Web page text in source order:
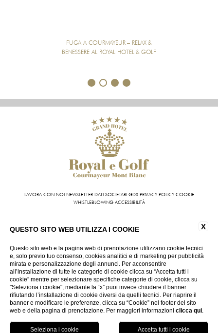
FUGA A COURMAYEUR – RELAX &
BENESSERE AL ROYAL HOTEL & GOLF
2
LAVORA CON NOI NEWSLETTER DATI SOCIETARI GDS PRIVACY POLICY COOKIE
WHISTLEBLOWING ACCESSIBILITÀ
611 | FAX +39 0165 842 093
VIRTUAL TOUR
X
QUESTO SITO WEB UTILIZZA I COOKIE
Questo sito web e la pagina web di prenotazione utilizzano cookie tecnici
e, solo previo tuo consenso, cookies analitici e di marketing per pubblicità
mirata e personalizzazione degli annunci. Per acconsentire
all’installazione di tutte le categorie di cookie clicca su “Accetta tutti i
cookie” mentre per selezionare specifiche categorie di cookie, clicca su
"Seleziona i cookie"; mediante la “x” puoi invece chiudere il banner
rifiutando l’installazione di cookie diversi da quelli tecnici. Per riaprire il
banner e modificare le preferenze, clicca su “Cookie” nel footer del sito
web e della pagina di prenotazione. Per maggiori informazioni clicca qui.